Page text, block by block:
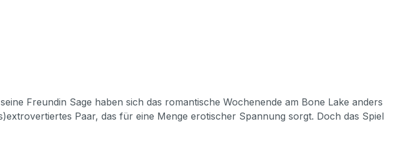
Freundin Sage haben sich das romantische Wochenende am Bone Lake anders
Paar, das für eine Menge erotischer Spannung sorgt. Doch das Spiel